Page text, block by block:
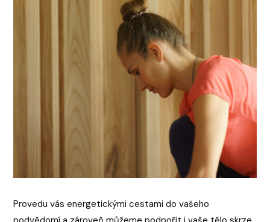
Provedu vás energetickými cestami do vašeho